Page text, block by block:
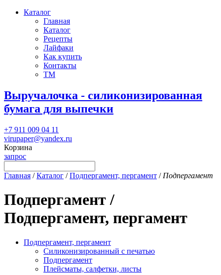
Каталог
Главная
Каталог
Рецепты
Лайфаки
Как купить
Контакты
ТМ
Выручалочка - силиконизированная
бумага для выпечки
+7 911 009 04 11
virupaper@yandex.ru
Корзина
запрос
Главная /Каталог /Подпергамент, пергамент / Подпергамент
Подпергамент /
Подпергамент, пергамент
Подпергамент, пергамент
Силиконизированный с печатью
Подпергамент
Плейсматы, салфетки, листы